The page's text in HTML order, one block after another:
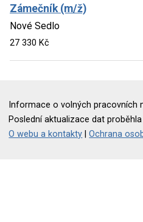
Zámečník (m/ž)
Nové Sedlo
27 330 Kč
Informace o volných pracovních
Poslední aktualizace dat proběhla
O webu a kontakty |Ochrana